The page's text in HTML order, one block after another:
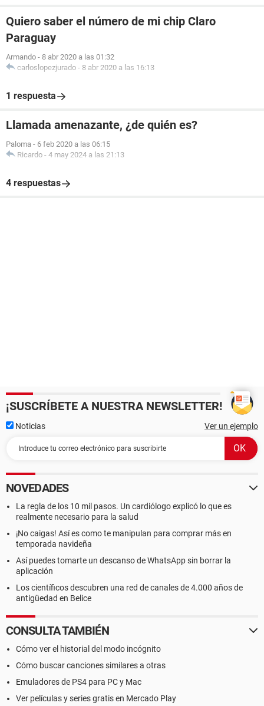
Quiero saber el número de mi chip Claro
Paraguay
Armando - 8 abr 2020 a las 01:32
carloslopezjurado - 8 abr 2020 a las 16:13
1 respuesta
Llamada amenazante, ¿de quién es?
Paloma - 6 feb 2020 a las 06:15
Ricardo - 4 may 2024 a las 21:13
4 respuestas
¡SUSCRÍBETE A NUESTRA NEWSLETTER!
Noticias Ver un ejemplo
NOVEDADES
La regla de los 10 mil pasos. Un cardiólogo explicó lo que es
realmente necesario para la salud
¡No caigas! Así es como te manipulan para comprar más en
temporada navideña
Así puedes tomarte un descanso de WhatsApp sin borrar la
aplicación
Los científicos descubren una red de canales de 4.000 años de
antigüedad en Belice
CONSULTA TAMBIÉN
Cómo ver el historial del modo incógnito
Cómo buscar canciones similares a otras
Emuladores de PS4 para PC y Mac
Ver películas y series gratis en Mercado Play